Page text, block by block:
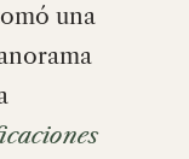
una